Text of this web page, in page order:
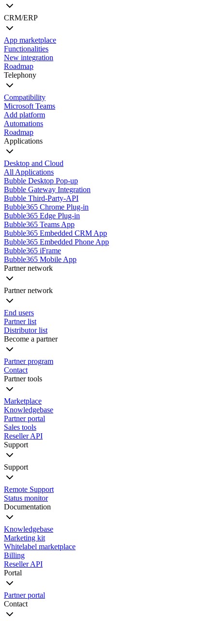
CRM/ERP
App marketplace
Functionalities
New integration
Roadmap
Telephony
Compatibility
Microsoft Teams
Add platform
Automations
Roadmap
Applications
Desktop and Cloud
All Applications
Bubble Desktop Pop-up
Bubble Gateway Integration
Bubble Third-Party-API
Bubble365 Chrome Plug-in
Bubble365 Edge Plug-in
Bubble365 Teams App
Bubble365 Embedded CRM App
Bubble365 Embedded Phone App
Bubble365 iFrame
Bubble365 Mobile App
Partner network
Partner network
End users
Partner list
Distributor list
Become a partner
Partner program
Contact
Partner tools
Marketplace
Knowledgebase
Partner portal
Sales tools
Reseller API
Support
Support
Remote Support
Status monitor
Documentation
Knowledgebase
Marketing kit
Whitelabel marketplace
Billing
Reseller API
Portal
Partner portal
Contact